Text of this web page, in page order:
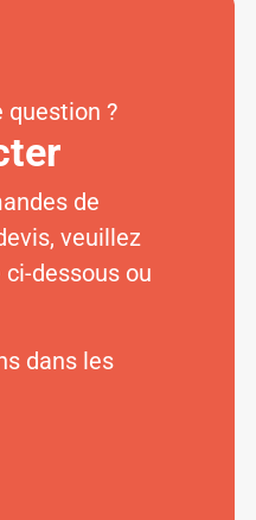
question ?
de
veuillez
dessous ou
dans les